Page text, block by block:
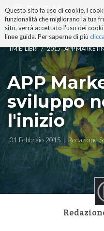
Questo sito fa uso di cookie, i
funzionalità che migliorano la tua
sito, verrà accettato l'uso dei
linee guida. Per saperne di più
ai
|
alla
I MIEI LIBRI / 2015 - APP
APP
sviluppo
l'inizio
01 Febbraio 2015 Redazione